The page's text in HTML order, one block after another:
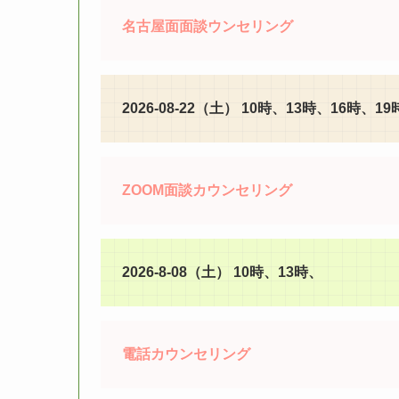
名古屋面面談ウンセリング
2026-08-22（土） 10時、13時、16時、19
ZOOM面談カウンセリング
2026-8-08（土） 10時、13時、
電話カウンセリング